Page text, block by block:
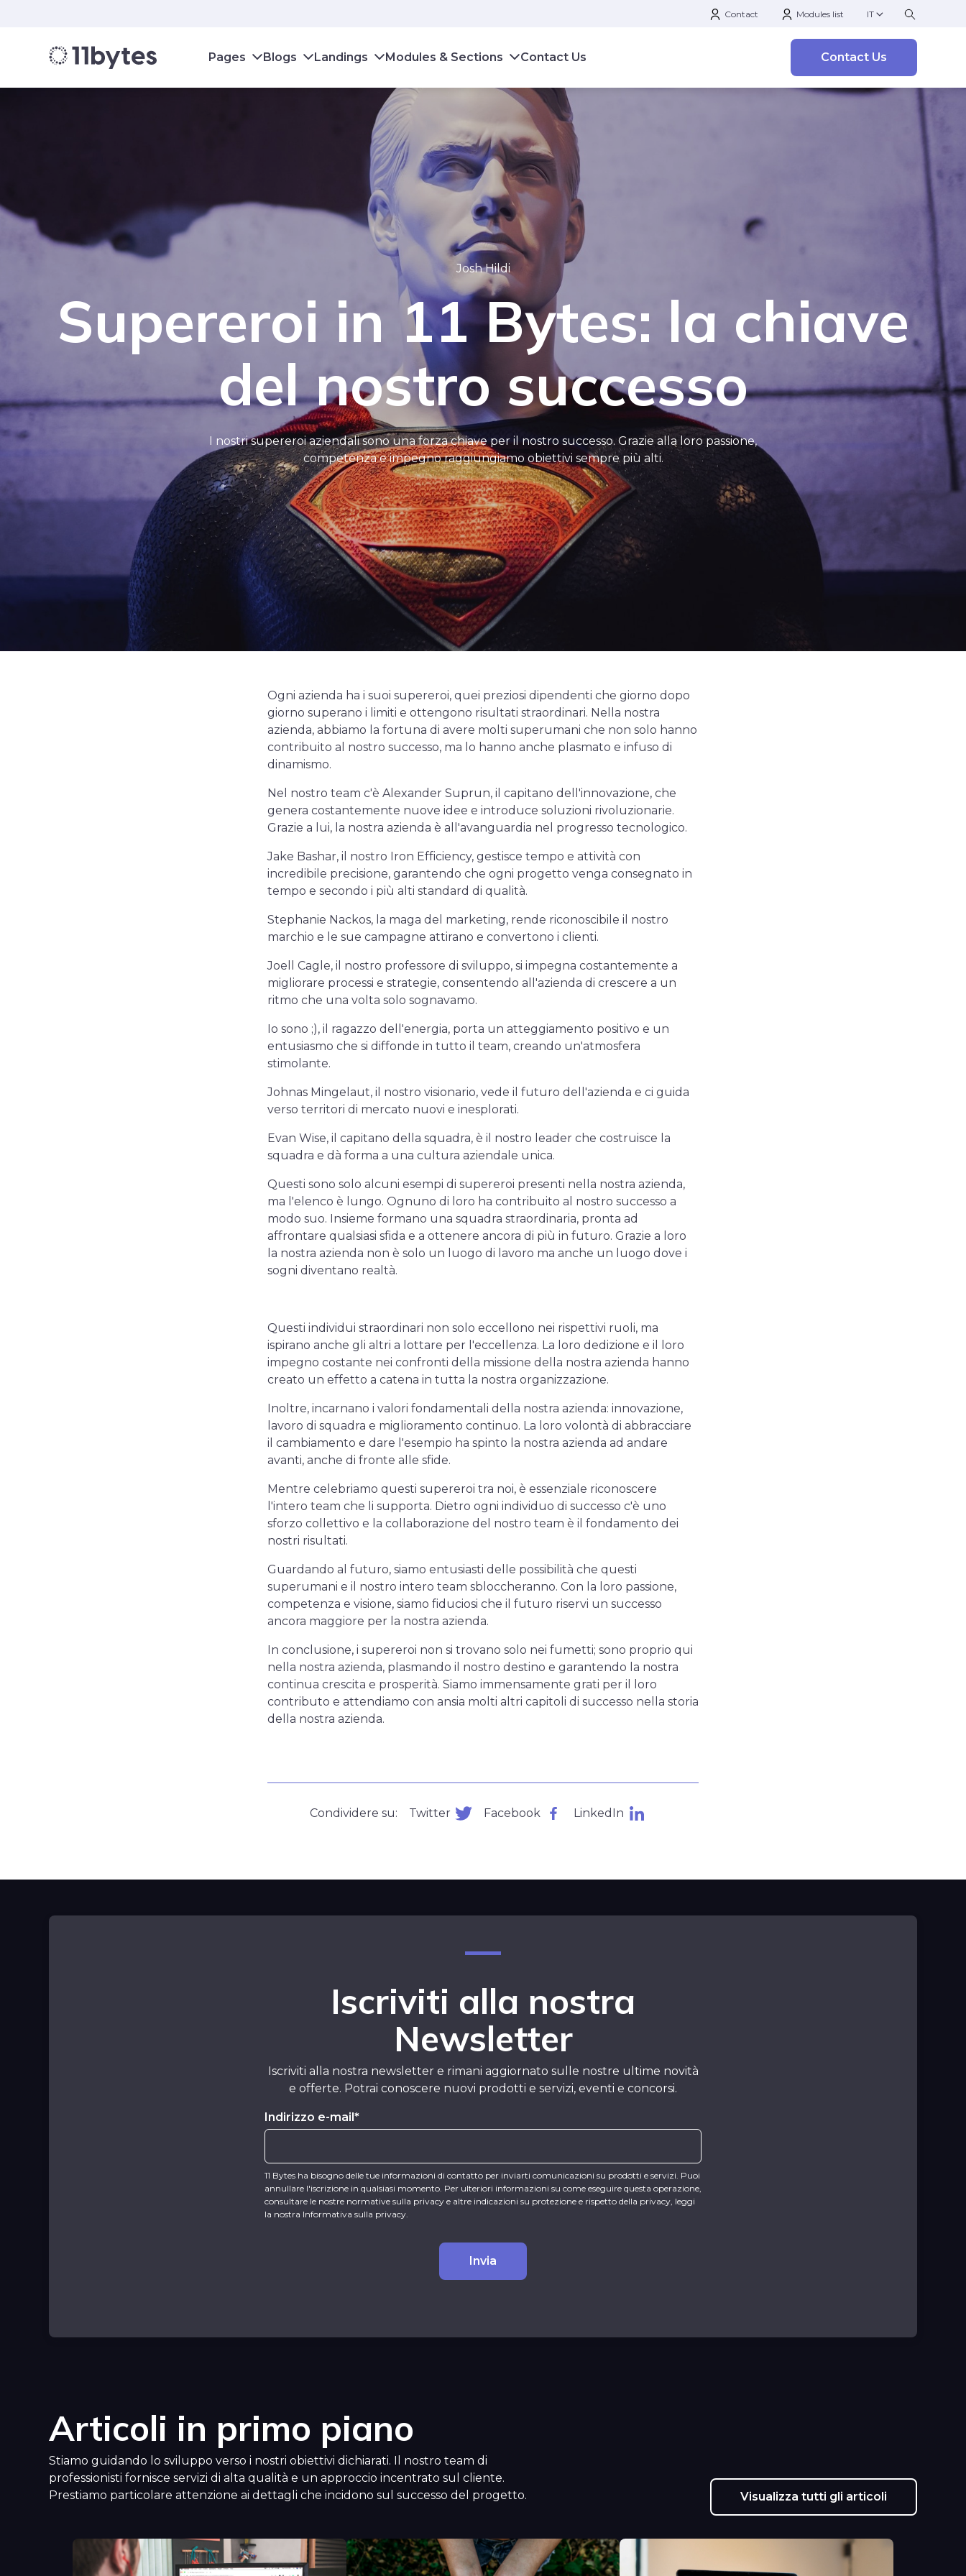
Contact Modules list IT
Pages Blogs Landings Modules & Sections Contact Us Contact Us
Josh Hildi
Supereroi in 11 Bytes: la chiave
del nostro successo
I nostri supereroi aziendali sono una forza chiave per il nostro successo. Grazie alla loro passione,
competenza e impegno raggiungiamo obiettivi sempre più alti.
Ogni azienda ha i suoi supereroi, quei preziosi dipendenti che giorno dopo
giorno superano i limiti e ottengono risultati straordinari. Nella nostra
azienda, abbiamo la fortuna di avere molti superumani che non solo hanno
contribuito al nostro successo, ma lo hanno anche plasmato e infuso di
dinamismo.
Nel nostro team c'è Alexander Suprun, il capitano dell'innovazione, che
genera costantemente nuove idee e introduce soluzioni rivoluzionarie.
Grazie a lui, la nostra azienda è all'avanguardia nel progresso tecnologico.
Jake Bashar, il nostro Iron Efficiency, gestisce tempo e attività con
incredibile precisione, garantendo che ogni progetto venga consegnato in
tempo e secondo i più alti standard di qualità.
Stephanie Nackos, la maga del marketing, rende riconoscibile il nostro
marchio e le sue campagne attirano e convertono i clienti.
Joell Cagle, il nostro professore di sviluppo, si impegna costantemente a
migliorare processi e strategie, consentendo all'azienda di crescere a un
ritmo che una volta solo sognavamo.
Io sono ;), il ragazzo dell'energia, porta un atteggiamento positivo e un
entusiasmo che si diffonde in tutto il team, creando un'atmosfera
stimolante.
Johnas Mingelaut, il nostro visionario, vede il futuro dell'azienda e ci guida
verso territori di mercato nuovi e inesplorati.
Evan Wise, il capitano della squadra, è il nostro leader che costruisce la
squadra e dà forma a una cultura aziendale unica.
Questi sono solo alcuni esempi di supereroi presenti nella nostra azienda,
ma l'elenco è lungo. Ognuno di loro ha contribuito al nostro successo a
modo suo. Insieme formano una squadra straordinaria, pronta ad
affrontare qualsiasi sfida e a ottenere ancora di più in futuro. Grazie a loro
la nostra azienda non è solo un luogo di lavoro ma anche un luogo dove i
sogni diventano realtà.
Questi individui straordinari non solo eccellono nei rispettivi ruoli, ma
ispirano anche gli altri a lottare per l'eccellenza. La loro dedizione e il loro
impegno costante nei confronti della missione della nostra azienda hanno
creato un effetto a catena in tutta la nostra organizzazione.
Inoltre, incarnano i valori fondamentali della nostra azienda: innovazione,
lavoro di squadra e miglioramento continuo. La loro volontà di abbracciare
il cambiamento e dare l'esempio ha spinto la nostra azienda ad andare
avanti, anche di fronte alle sfide.
Mentre celebriamo questi supereroi tra noi, è essenziale riconoscere
l'intero team che li supporta. Dietro ogni individuo di successo c'è uno
sforzo collettivo e la collaborazione del nostro team è il fondamento dei
nostri risultati.
Guardando al futuro, siamo entusiasti delle possibilità che questi
superumani e il nostro intero team sbloccheranno. Con la loro passione,
competenza e visione, siamo fiduciosi che il futuro riservi un successo
ancora maggiore per la nostra azienda.
In conclusione, i supereroi non si trovano solo nei fumetti; sono proprio qui
nella nostra azienda, plasmando il nostro destino e garantendo la nostra
continua crescita e prosperità. Siamo immensamente grati per il loro
contributo e attendiamo con ansia molti altri capitoli di successo nella storia
della nostra azienda.
Condividere su: Twitter Facebook LinkedIn
Iscriviti alla nostra
Newsletter
Iscriviti alla nostra newsletter e rimani aggiornato sulle nostre ultime novità
e offerte. Potrai conoscere nuovi prodotti e servizi, eventi e concorsi.
Indirizzo e-mail *
11 Bytes ha bisogno delle tue informazioni di contatto per inviarti comunicazioni su prodotti e servizi. Puoi
annullare l'iscrizione in qualsiasi momento. Per ulteriori informazioni su come eseguire questa operazione,
consultare le nostre normative sulla privacy e altre indicazioni su protezione e rispetto della privacy, leggi
la nostra Informativa sulla privacy.
Articoli in primo piano
Stiamo guidando lo sviluppo verso i nostri obiettivi dichiarati. Il nostro team di
professionisti fornisce servizi di alta qualità e un approccio incentrato sul cliente.
Prestiamo particolare attenzione ai dettagli che incidono sul successo del progetto.
Visualizza tutti gli articoli